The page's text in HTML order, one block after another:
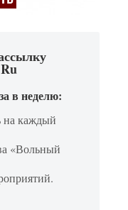
в неделю:
на каждый
«Вольный